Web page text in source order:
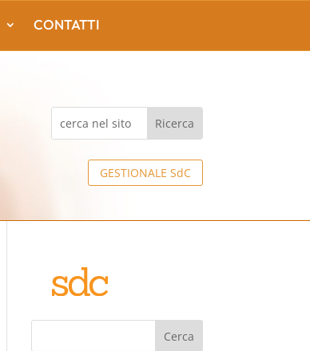
GESTIONALE SdC
CONTATTI
Cerca